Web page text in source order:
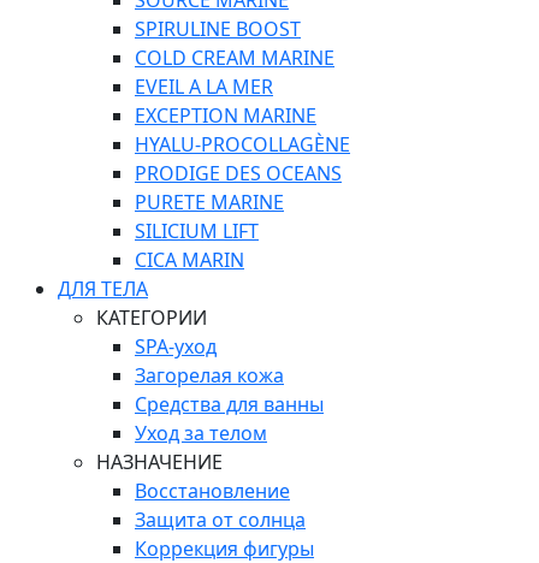
SPIRULINE BOOST
COLD CREAM MARINE
EVEIL A LA MER
EXCEPTION MARINE
HYALU-PROCOLLAGÈNE
PRODIGE DES OCEANS
PURETE MARINE
SILICIUM LIFT
СICA MARIN
ДЛЯ ТЕЛА
КАТЕГОРИИ
SPA-уход
Загорелая кожа
Средства для ванны
Уход за телом
НАЗНАЧЕНИЕ
Восстановление
Защита от солнца
Коррекция фигуры